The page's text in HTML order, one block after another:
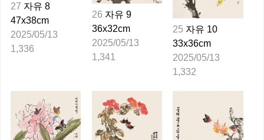
27 자유 8
47x38cm
2025/05/13
1,336
26 자유 9
36x32cm
2025/05/13
1,341
25 자유 10
33x36cm
2025/05/13
1,332